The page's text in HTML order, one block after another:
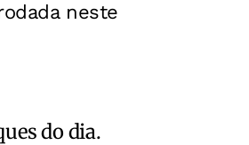
neste
do dia.